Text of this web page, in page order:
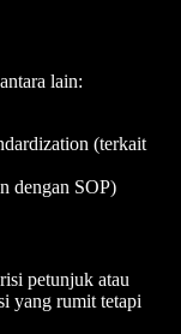
lain:
(terkait
dengan SOP)
petunjuk atau
yang rumit tetapi